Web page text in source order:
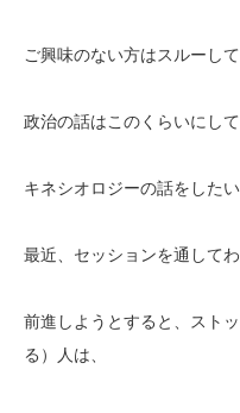
ご興味のない方はスルーして
政治の話はこのくらいにし
キネシオロジーの話をしたい
最近、セッションを通してわ
前進しようとすると、スト
る）人は、